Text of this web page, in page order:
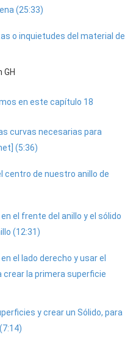
(25:33)
o inquietudes del material de
en este capítulo 18
curvas necesarias para
(5:36)
centro de nuestro anillo de
el frente del anillo y el sólido
(12:31)
el lado derecho y usar el
la primera superficie
y crear un Sólido, para